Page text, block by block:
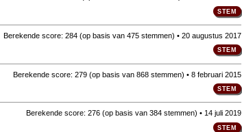
Berekende score: 284(op basis van 475 stemmen) • 20 augustus 2017
Berekende score: 279(op basis van 868 stemmen) • 8 februari 2015
Berekende score: 276(op basis van 384 stemmen) • 14 juli 2019